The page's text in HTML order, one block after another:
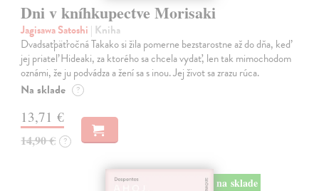
Dni v kníhkupectve Morisaki
Jagisawa Satoshi | Kniha
Dvadsaťpäťročná Takako si žila pomerne bezstarostne až do dňa, keď
jej priateľ Hideaki, za ktorého sa chcela vydať, len tak mimochodom
oznámi, že ju podvádza a žení sa s inou. Jej život sa zrazu rúca.
Na sklade ?
13,71 €
14,90 € ?
na sklade